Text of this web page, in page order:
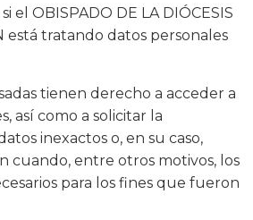
el OBISPADO DE LA DIÓCESIS
está tratando datos personales
tienen derecho a acceder a
así como a solicitar la
inexactos o, en su caso,
cuando, entre otros motivos, los
para los fines que fueron